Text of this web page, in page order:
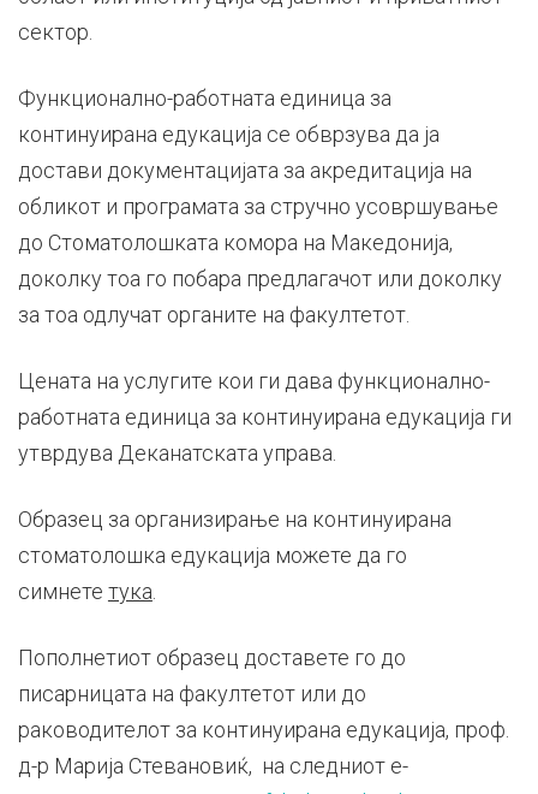
сектор.
Функционално-работната единица за
континуирана едукација се обврзува да ја
достави документацијата за акредитација на
обликот и програмата за стручно усовршување
до Стоматолошката комора на Македонија,
доколку тоа го побара предлагачот или доколку
за тоа одлучат органите на факултетот.
Цената на услугите кои ги дава функционално-
работната единица за континуирана едукација ги
утврдува Деканатската управа.
Образец за организирање на континуирана
стоматолошка едукација можете да го
симнете тука
Пополнетиот образец доставете го до
писарницата на факултетот или до
раководителот за континуирана едукација, проф.
д-р Марија Стевановиќ, на следниот е-